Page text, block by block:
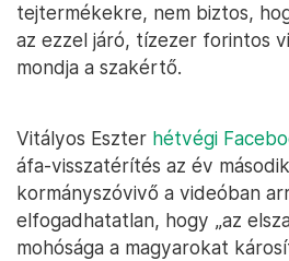
tejtermékekre, nem biztos,
az ezzel járó, tízezer forintos
mondja a szakértő.
Vitályos Eszter hétvégi
áfa-visszatérítés az év
kormányszóvivő a videóban
elfogadhatatlan, hogy „az
mohósága a magyarokat